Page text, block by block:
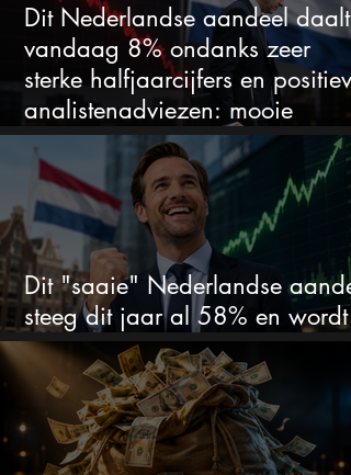
Dit Nederlandse aandeel daalt
vandaag 8% ondanks zeer
sterke halfjaarcijfers en positieve
analistenadviezen: mooie
koopkans?
Dit "saaie" Nederlandse
steeg dit jaar al 58% en wordt
volgens analisten onderschat